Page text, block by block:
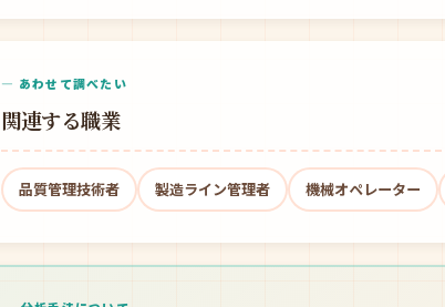
— あわせて調べたい
関連する職業
品質管理技術者 製造ライン管理者 機械オペレーター